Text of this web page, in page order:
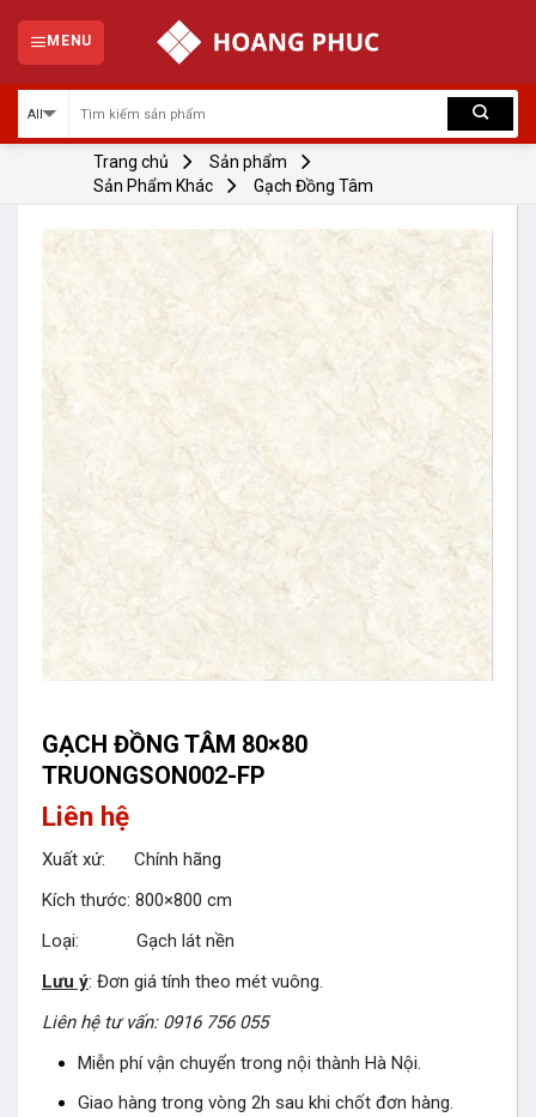
content
MENU
Trang chủ
Sản phẩm
Sản Phẩm Khác
Gạch Đồng Tâm
GẠCH ĐỒNG TÂM 80×80
TRUONGSON002-FP
Liên hệ
Xuất xứ: Chính hãng
Kích thước: 800×800 cm
Loại: Gạch lát nền
Lưu ý: Đơn giá tính theo mét vuông.
Liên hệ tư vấn: 0916 756 055
Miễn phí vận chuyển trong nội thành Hà Nội.
Giao hàng trong vòng 2h sau khi chốt đơn hàng.